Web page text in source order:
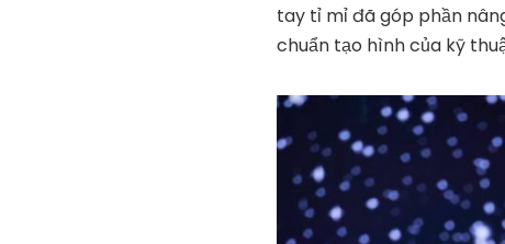
tay tỉ mỉ đã góp phần
chuẩn tạo hình của kỹ